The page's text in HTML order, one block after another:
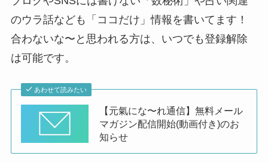
のウラ話なども「ココだけ」情報を書いてます！
合わないな〜と思われる方は、いつでも登録解除
は可能です。
あわせて読みたい
【元氣にな〜れ通信】無料メール
マガジン配信開始(動画付き)のお
知らせ